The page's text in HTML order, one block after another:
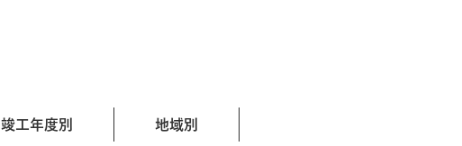
竣工年度別 地域別